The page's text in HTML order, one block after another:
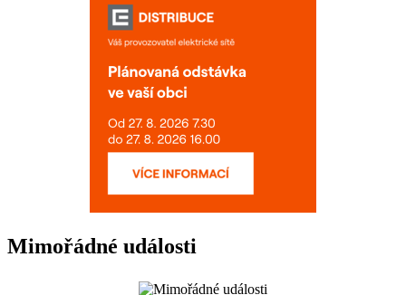
Mimořádné události